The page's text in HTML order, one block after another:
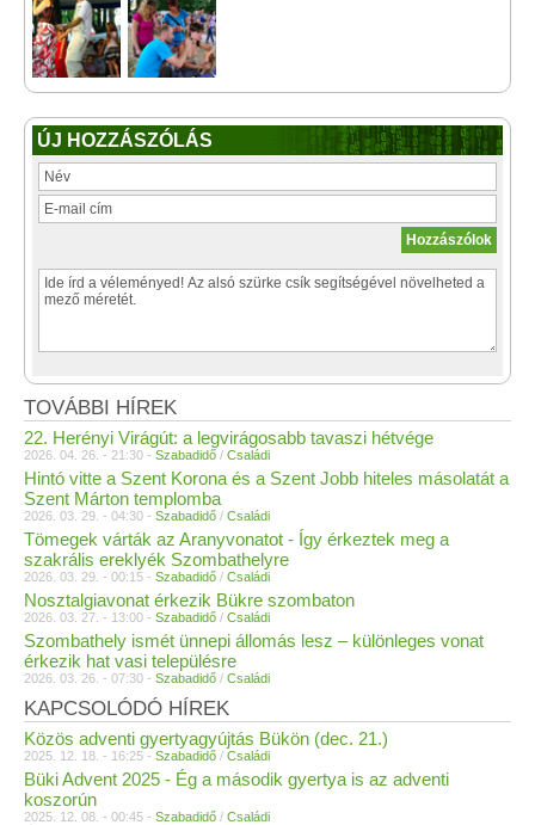
ÚJ HOZZÁSZÓLÁS
TOVÁBBI HÍREK
22. Herényi Virágút: a legvirágosabb tavaszi hétvége
2026. 04. 26. - 21:30 - Szabadidő / Családi
Hintó vitte a Szent Korona és a Szent Jobb hiteles másolatát a
Szent Márton templomba
2026. 03. 29. - 04:30 - Szabadidő / Családi
Tömegek várták az Aranyvonatot - Így érkeztek meg a
szakrális ereklyék Szombathelyre
2026. 03. 29. - 00:15 - Szabadidő / Családi
Nosztalgiavonat érkezik Bükre szombaton
2026. 03. 27. - 13:00 - Szabadidő / Családi
Szombathely ismét ünnepi állomás lesz – különleges vonat
érkezik hat vasi településre
2026. 03. 26. - 07:30 - Szabadidő / Családi
KAPCSOLÓDÓ HÍREK
Közös adventi gyertyagyújtás Bükön (dec. 21.)
2025. 12. 18. - 16:25 - Szabadidő / Családi
Büki Advent 2025 - Ég a második gyertya is az adventi
koszorún
2025. 12. 08. - 00:45 - Szabadidő / Családi